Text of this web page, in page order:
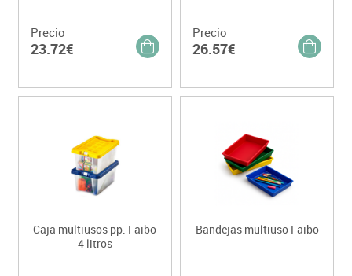
Precio
23.72€
Precio
26.57€
Caja multiusos pp. Faibo
4 litros
Bandejas multiuso Faibo